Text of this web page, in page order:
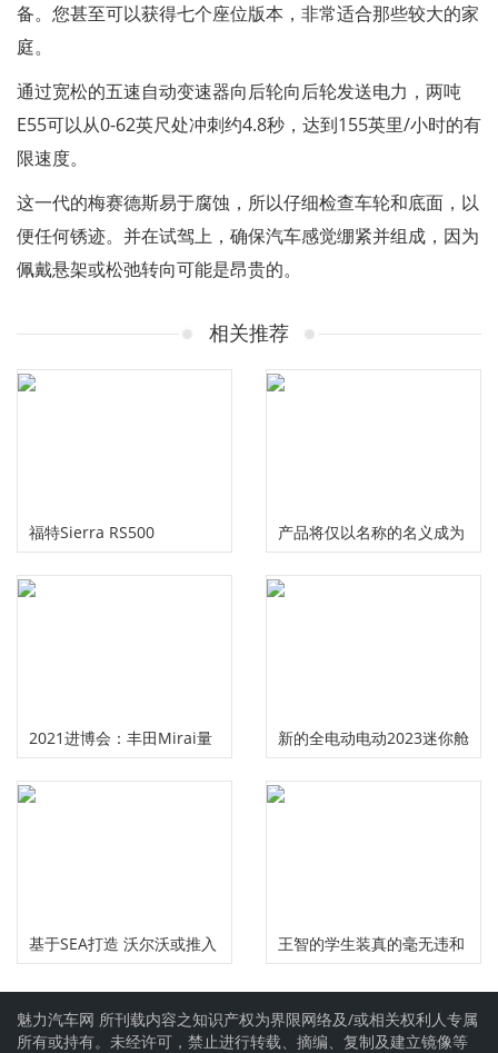
备。您甚至可以获得七个座位版本，非常适合那些较大的家
庭。
通过宽松的五速自动变速器向后轮向后轮发送电力，两吨
E55可以从0-62英尺处冲刺约4.8秒，达到155英里/小时的有
限速度。
这一代的梅赛德斯易于腐蚀，所以仔细检查车轮和底面，以
便任何锈迹。并在试驾上，确保汽车感觉绷紧并组成，因为
佩戴悬架或松弛转向可能是昂贵的。
相关推荐
福特Sierra RS500
Cosworth负责拍卖，用
产品将仅以名称的名义成为
J.D. Power吗？
2021进博会：丰田Mirai量
产版国内首次亮相
新的全电动电动2023迷你舱
口在雪中窥探
基于SEA打造 沃尔沃或推入
王智的学生装真的毫无违和
籍是种糖果
魅力汽车网 所刊载内容之知识产权为界限网络及/或相关权利人专属
所有或持有。未经许可，禁止进行转载、摘编、复制及建立镜像等